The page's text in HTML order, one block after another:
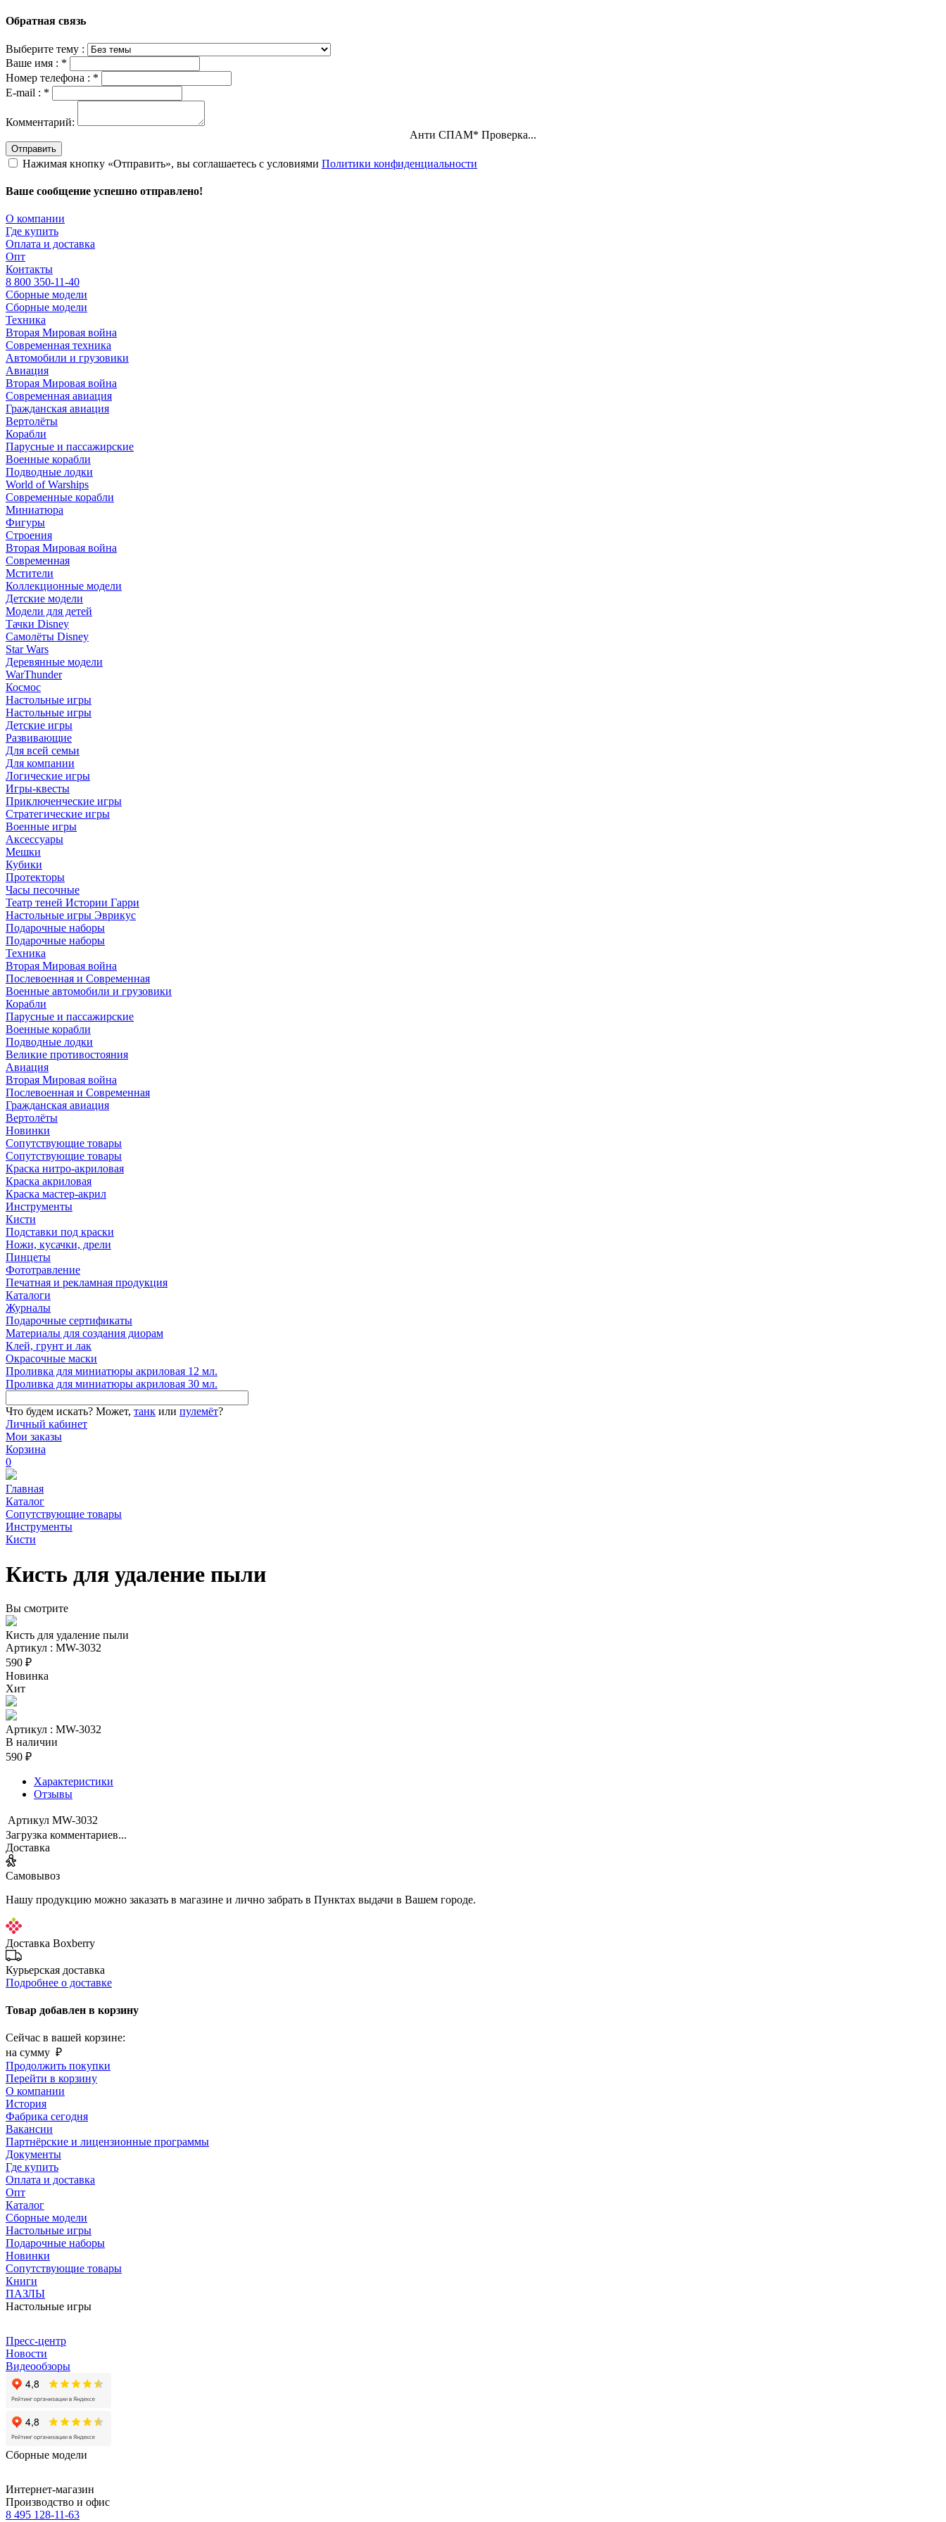
Обратная связь
Выберите тему :
Ваше имя : *
Номер телефона : *
E-mail : *
Комментарий:
Анти СПАМ* Проверка...
Отправить
Нажимая кнопку «Отправить», вы соглашаетесь с условиями Политики конфиденциальности
Ваше сообщение успешно отправлено!
О компании
Где купить
Оплата и доставка
Опт
Контакты
8 800 350-11-40
Сборные модели
Сборные модели
Техника
Вторая Мировая война
Современная техника
Автомобили и грузовики
Авиация
Вторая Мировая война
Современная авиация
Гражданская авиация
Вертолёты
Корабли
Парусные и пассажирские
Военные корабли
Подводные лодки
World of Warships
Современные корабли
Миниатюра
Фигуры
Строения
Вторая Мировая война
Современная
Мстители
Коллекционные модели
Детские модели
Модели для детей
Тачки Disney
Самолёты Disney
Star Wars
Деревянные модели
WarThunder
Космос
Настольные игры
Настольные игры
Детские игры
Развивающие
Для всей семьи
Для компании
Логические игры
Игры-квесты
Приключенческие игры
Стратегические игры
Военные игры
Аксессуары
Мешки
Кубики
Протекторы
Часы песочные
Театр теней Истории Гарри
Настольные игры Эврикус
Подарочные наборы
Подарочные наборы
Техника
Вторая Мировая война
Послевоенная и Современная
Военные автомобили и грузовики
Корабли
Парусные и пассажирские
Военные корабли
Подводные лодки
Великие противостояния
Авиация
Вторая Мировая война
Послевоенная и Современная
Гражданская авиация
Вертолёты
Новинки
Сопутствующие товары
Сопутствующие товары
Краска нитро-акриловая
Краска акриловая
Краска мастер-акрил
Инструменты
Кисти
Подставки под краски
Ножи, кусачки, дрели
Пинцеты
Фототравление
Печатная и рекламная продукция
Каталоги
Журналы
Подарочные сертификаты
Материалы для создания диорам
Клей, грунт и лак
Окрасочные маски
Проливка для миниатюры акриловая 12 мл.
Проливка для миниатюры акриловая 30 мл.
Что будем искать? Может, танк или пулемёт?
Личный кабинет
Мои заказы
Корзина
0
Главная
Каталог
Сопутствующие товары
Инструменты
Кисти
Кисть для удаление пыли
Вы смотрите
Кисть для удаление пыли
Артикул : MW-3032
590 ₽
Новинка
Хит
Артикул : MW-3032
В наличии
590 ₽
Характеристики
Отзывы
Артикул MW-3032
Загрузка комментариев...
Доставка
Самовывоз
Нашу продукцию можно заказать в магазине и лично забрать в Пунктах выдачи в Вашем городе.
Доставка Boxberry
Курьерская доставка
Подробнее о доставке
Товар добавлен в корзину
Сейчас в вашей корзине:
на сумму ₽
Продолжить покупки
Перейти в корзину
О компании
История
Фабрика сегодня
Вакансии
Партнёрские и лицензионные программы
Документы
Где купить
Оплата и доставка
Опт
Каталог
Сборные модели
Настольные игры
Подарочные наборы
Новинки
Сопутствующие товары
Книги
ПАЗЛЫ
Настольные игры
Пресс-центр
Новости
Видеообзоры
Сборные модели
Интернет-магазин
Производство и офис
8 495 128-11-63